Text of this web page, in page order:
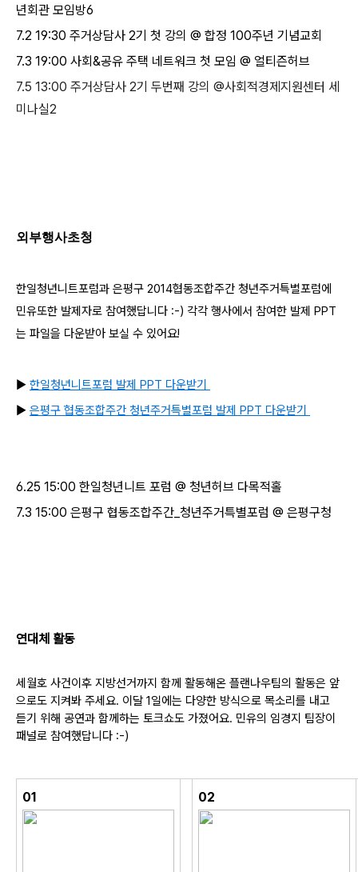
년회관 모임방6
7.2 19:30 주거상담사 2기 첫 강의 @ 합정 100주년 기념교회
7.3 19:00 사회&공유 주택 네트워크 첫 모임 @ 얼티즌허브
7.5 13:00 주거상담사 2기 두번째 강의 @사회적경제지원센터 세
미나실2
외부행사초청
한일청년니트포럼과 은평구 2014협동조합주간 청년주거특별포럼에
민유또한 발제자로 참여했답니다 :-) 각각 행사에서 참여한 발제 PPT
는 파일을 다운받아 보실 수 있어요!
▶ 한일청년니트포럼 발제 PPT 다운받기
▶ 은평구 협동조합주간 청년주거특별포럼 발제 PPT 다운받기
6.25 15:00 한일청년니트 포럼 @ 청년허브 다목적홀
7.3 15:00 은평구 협동조합주간_청년주거특별포럼 @ 은평구청
연대체 활동
세월호 사건이후 지방선거까지 함께 활동해온 플랜나우팀의 활동은 앞
으로도 지켜봐 주세요. 이달 1일에는 다양한 방식으로 목소리를 내고
듣기 위해 공연과 함께하는 토크쇼도 가졌어요. 민유의 임경지 팀장이
패널로 참여했답니다 :-)
01 02